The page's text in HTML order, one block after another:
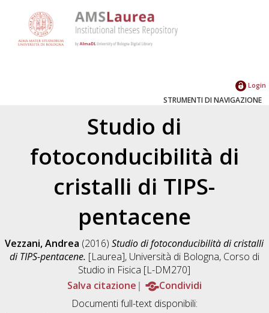
Login
STRUMENTI DI NAVIGAZIONE
Studio di
fotoconducibilità di
cristalli di TIPS-
pentacene
Vezzani, Andrea (2016)Studio di fotoconducibilità di cristalli
di TIPS-pentacene. [Laurea], Università di Bologna, Corso di
Studio in Fisica [L-DM270]
Salva citazione
Condividi
Documenti full-text disponibili: